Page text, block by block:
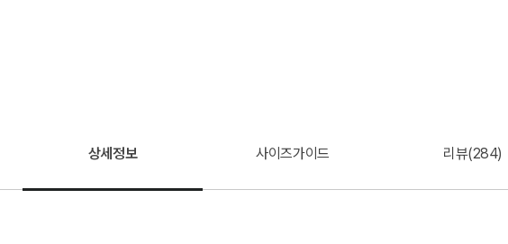
상세정보 사이즈가이드 리뷰(284)